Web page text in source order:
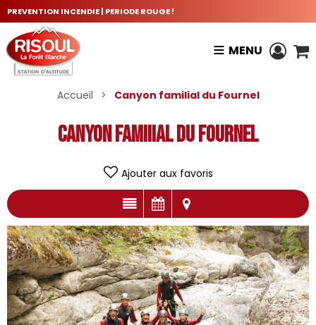
PREVENTION INCENDIE | PERIODE ROUGE !
MENU
Accueil > Canyon famiIial du Fournel
Canyon famiIial du Fournel
Ajouter aux favoris